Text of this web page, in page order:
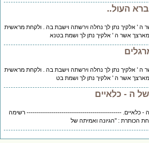
העול..
' אלקיך נתן לך נחלה וירשתה וישבת בה . ולקחת מראשית
אשר ה ' אלקיך נתן לך ושמת בטנא
' אלקיך נתן לך נחלה וירשתה וישבת בה . ולקחת מראשית
אשר ה ' אלקיך נתן לך ושמת בט
ה - כלאיים
------------------------------------------------- רשימה
: "הגיונה ואמיתה של